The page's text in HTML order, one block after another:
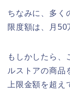
ちなみに、多く
限度額は、月50
もしかしたら、
ルストアの商品
上限金額を超